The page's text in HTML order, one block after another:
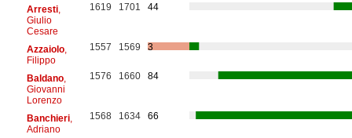
Arresti,
Giulio
Cesare
1619 1701 44
Azzaiolo,
Filippo
1557 1569 3
Baldano,
Giovanni
Lorenzo
1576 1660 84
Banchieri,
Adriano
1568 1634 66